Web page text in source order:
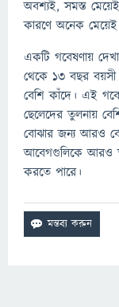
অবশ্যই, সমস্ত
কারণে অনেক
একটি গবেষণায়
থেকে 13 বছর বয়সী
বেশি কাঁদে। এই
ছেলেদের তুলনায়
বোঝার জন্য আরও
আবেগগুলিকে আরও
করতে পারে।